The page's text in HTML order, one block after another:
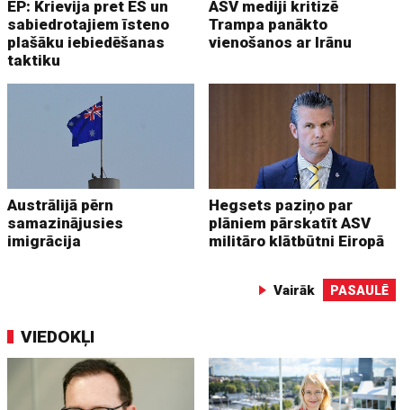
EP: Krievija pret ES un
sabiedrotajiem īsteno
plašāku iebiedēšanas
taktiku
ASV mediji kritizē
Trampa panākto
vienošanos ar Irānu
Austrālijā pērn
samazinājusies
imigrācija
Hegsets paziņo par
plāniem pārskatīt ASV
militāro klātbūtni Eiropā
Vairāk PASAULĒ
VIEDOKĻI